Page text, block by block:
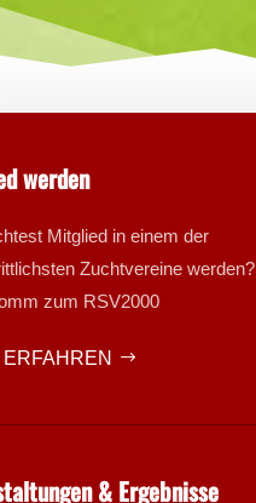
werden
Mitglied in einem der
Zuchtvereine werden?
zum RSV2000
& Ergebnisse